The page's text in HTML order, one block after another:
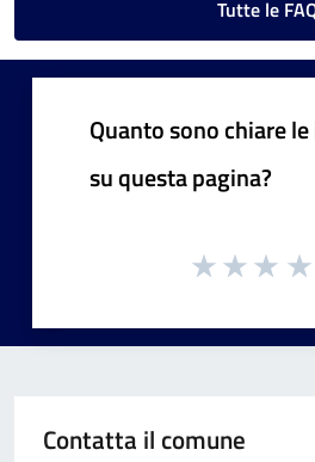
Tutte le
Quanto sono chiare
su questa pagina?
Contatta il comune